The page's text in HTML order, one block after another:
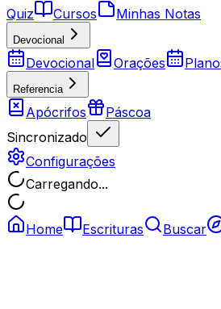
Quiz
Cursos Minhas Notas
Devocional
Devocional Orações
Referencia
Apócrifos
Páscoa
Sincronizado
Configurações
Carregando...
Home Escrituras Buscar